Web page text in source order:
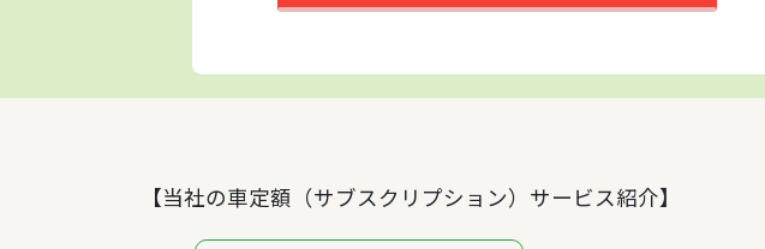
【当社の車定額（サブスクリプション）サービス紹介】